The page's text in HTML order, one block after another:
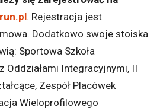
. Rejestracja jest
Dodatkowo swoje stoiska
Sportowa Szkoła
Oddziałami Integracyjnymi, II
Zespół Placówek
Wieloprofilowego